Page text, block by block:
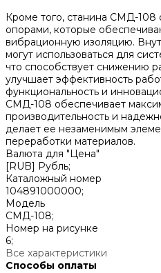
Кроме того, станина СМД-108
опорами, которые
вибрационную изоляцию.
могут использоваться для
что способствует снижению
улучшает эффективность
функциональность и
СМД-108 обеспечивает
производительность и
делает ее незаменимым
переработки материалов.
Валюта для "Цена"
[RUB] Рубль;
Каталожный номер
104891000000;
Модель
СМД-108;
Номер на рисунке
6;
Все характеристики
Способы оплаты